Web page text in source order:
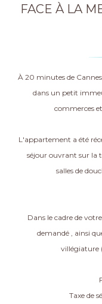
FACE À LA
À 20 minutes de
dans un petit
commerces
L'appartement a été
séjour ouvrant sur la
salles de
Dans le cadre de
demandé , ainsi
villégiature
Taxe de